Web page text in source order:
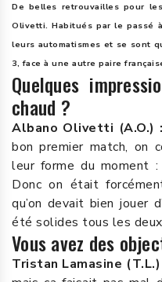
De belles retrouvailles pour
Olivetti. Habitués par le passé
leurs automatismes et se sont
3, face à une autre paire
Quelques
chaud ?
Albano Olivetti (A.O.) :
bon premier match, on
leur forme du moment :
Donc on était
qu’on devait bien jouer
été solides tous les
Vous avez des
Tristan Lamasine (T.L.)